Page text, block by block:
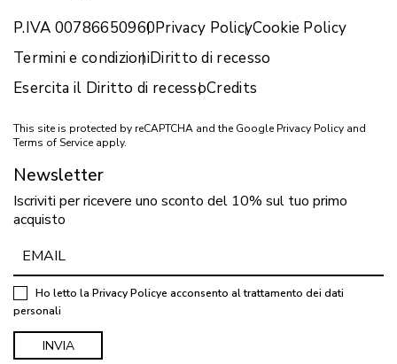
P.IVA 00786650960Privacy PolicyCookie Policy
Termini e condizioniDiritto di recesso
Esercita il Diritto di recessoCredits
This site is protected by reCAPTCHA and the Google Privacy Policy and
Terms of Service apply.
Newsletter
Iscriviti per ricevere uno sconto del 10% sul tuo primo
acquisto
Ho letto la Privacy Policye acconsento al trattamento dei dati
personali